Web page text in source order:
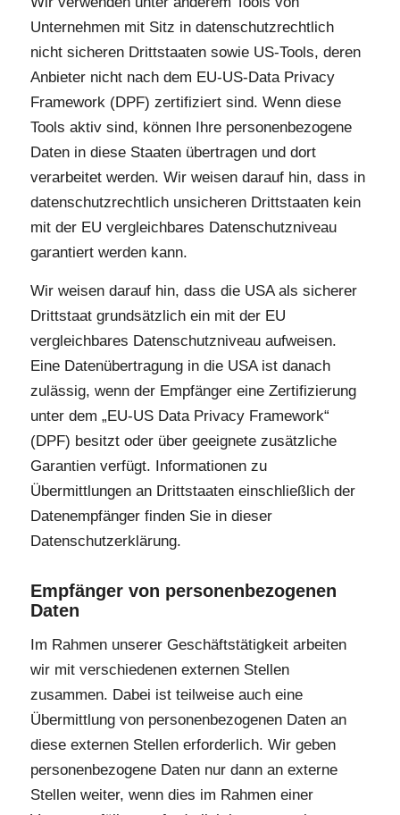
Unternehmen mit Sitz in datenschutzrechtlich
nicht sicheren Drittstaaten sowie US-Tools, deren
Anbieter nicht nach dem EU-US-Data Privacy
Framework (DPF) zertifiziert sind. Wenn diese
Tools aktiv sind, können Ihre personenbezogene
Daten in diese Staaten übertragen und dort
verarbeitet werden. Wir weisen darauf hin, dass in
datenschutzrechtlich unsicheren Drittstaaten kein
mit der EU vergleichbares Datenschutzniveau
garantiert werden kann.
Wir weisen darauf hin, dass die USA als sicherer
Drittstaat grundsätzlich ein mit der EU
vergleichbares Datenschutzniveau aufweisen.
Eine Datenübertragung in die USA ist danach
zulässig, wenn der Empfänger eine Zertifizierung
unter dem „EU-US Data Privacy Framework“
(DPF) besitzt oder über geeignete zusätzliche
Garantien verfügt. Informationen zu
Übermittlungen an Drittstaaten einschließlich der
Datenempfänger finden Sie in dieser
Datenschutzerklärung.
Empfänger von personenbezogenen
Daten
Im Rahmen unserer Geschäftstätigkeit arbeiten
wir mit verschiedenen externen Stellen
zusammen. Dabei ist teilweise auch eine
Übermittlung von personenbezogenen Daten an
diese externen Stellen erforderlich. Wir geben
personenbezogene Daten nur dann an externe
Stellen weiter, wenn dies im Rahmen einer